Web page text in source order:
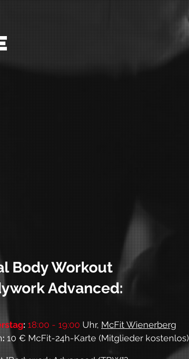
Body Workout
Advanced:
: 18:00 - 19:00 Uhr, McFit Wienerberg
: 10 € McFit-24h-Karte (Mitglieder kostenlos)